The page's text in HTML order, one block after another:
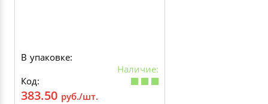
В упаковке:
Наличие:
Код:
383.50 руб./шт.